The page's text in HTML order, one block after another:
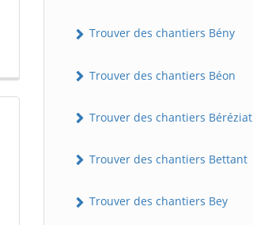
Trouver des chantiers Bény
Trouver des chantiers Béon
Trouver des chantiers Béréziat
Trouver des chantiers Bettant
Trouver des chantiers Bey